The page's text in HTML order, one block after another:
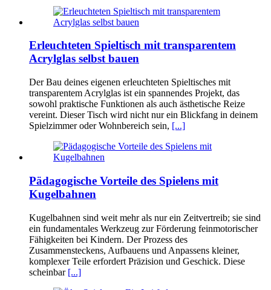
Erleuchteten Spieltisch mit transparentem
Acrylglas selbst bauen
Der Bau deines eigenen erleuchteten Spieltisches mit
transparentem Acrylglas ist ein spannendes Projekt, das
sowohl praktische Funktionen als auch ästhetische Reize
vereint. Dieser Tisch wird nicht nur ein Blickfang in deinem
Spielzimmer oder Wohnbereich sein, [...]
Pädagogische Vorteile des Spielens mit
Kugelbahnen
Kugelbahnen sind weit mehr als nur ein Zeitvertreib; sie sind
ein fundamentales Werkzeug zur Förderung feinmotorischer
Fähigkeiten bei Kindern. Der Prozess des
Zusammensteckens, Aufbauens und Anpassens kleiner,
komplexer Teile erfordert Präzision und Geschick. Diese
scheinbar [...]